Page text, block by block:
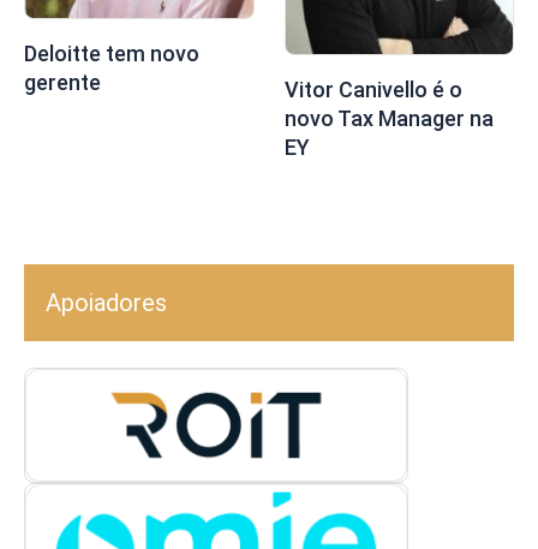
Deloitte tem novo
gerente
Vitor Canivello é o
novo Tax Manager na
EY
Apoiadores